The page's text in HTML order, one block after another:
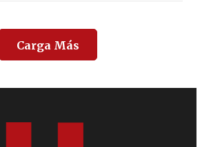
Carga Más